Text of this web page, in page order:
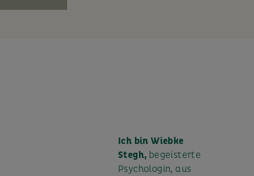
Ich bin Wiebke
Stegh, begeisterte
Psychologin, aus